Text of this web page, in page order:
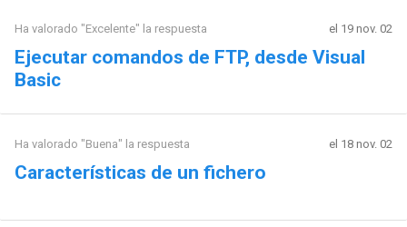
Ha valorado "Excelente" la respuesta el 19 nov. 02
Ejecutar comandos de FTP, desde Visual
Basic
Ha valorado "Buena" la respuesta el 18 nov. 02
Características de un fichero